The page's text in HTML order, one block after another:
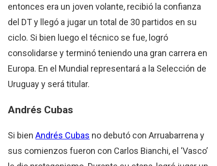
entonces era un joven volante, recibió la confianza
del DT y llegó a jugar un total de 30 partidos en su
ciclo. Si bien luego el técnico se fue, logró
consolidarse y terminó teniendo una gran carrera en
Europa. En el Mundial representará a la Selección de
Uruguay y será titular.
Andrés Cubas
Si bienAndrés Cubas no debutó con Arruabarrena y
sus comienzos fueron con Carlos Bianchi, el ‘Vasco’